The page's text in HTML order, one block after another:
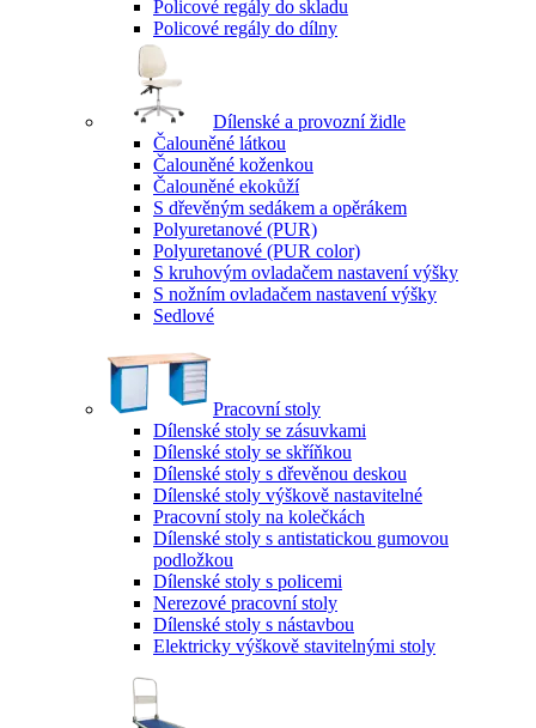
Policové regály do skladu
Policové regály do dílny
Dílenské a provozní židle
Čalouněné látkou
Čalouněné koženkou
Čalouněné ekokůží
S dřevěným sedákem a opěrákem
Polyuretanové (PUR)
Polyuretanové (PUR color)
S kruhovým ovladačem nastavení výšky
S nožním ovladačem nastavení výšky
Sedlové
Pracovní stoly
Dílenské stoly se zásuvkami
Dílenské stoly se skříňkou
Dílenské stoly s dřevěnou deskou
Dílenské stoly výškově nastavitelné
Pracovní stoly na kolečkách
Dílenské stoly s antistatickou gumovou
podložkou
Dílenské stoly s policemi
Nerezové pracovní stoly
Dílenské stoly s nástavbou
Elektricky výškově stavitelnými stoly